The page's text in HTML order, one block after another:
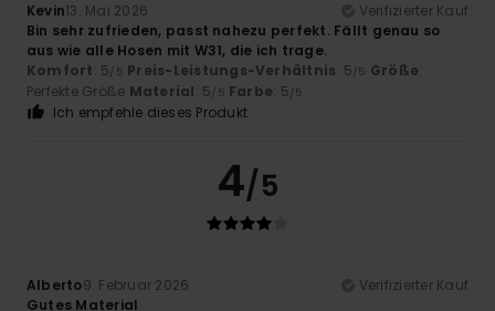
Kevin13. Mai 2026
Verifizierter Kauf
Bin sehr zufrieden, passt nahezu perfekt. Fällt genau so
aus wie alle Hosen mit W31, die ich trage.
Komfort: 5/5 Preis-Leistungs-Verhältnis: 5/5 Größe:
Perfekte Größe Material: 5/5 Farbe: 5/5
Ich empfehle dieses Produkt
4/5
Alberto9. Februar 2026
Verifizierter Kauf
Gutes Material